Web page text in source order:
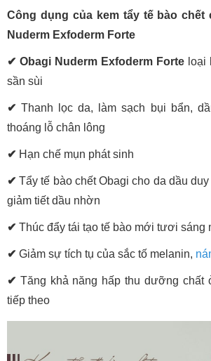
Công dụng của kem tẩy tế bào chết
Nuderm Exfoderm Forte
✔ Obagi Nuderm Exfoderm Forte loại
sần sùi
✔Thanh lọc da, làm sạch bụi bẩn,
thoáng lỗ chân lông
✔ Hạn chế mụn phát sinh
✔Tẩy tế bào chết Obagi cho da dầu
giảm tiết dầu nhờn
✔ Thúc đẩy tái tạo tế bào mới tươi sáng
✔ Giảm sự tích tụ của sắc tố melanin,
✔ Tăng khả năng hấp thu dưỡng
tiếp theo